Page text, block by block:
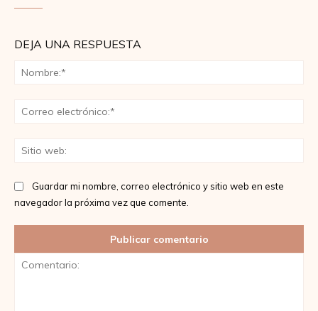
DEJA UNA RESPUESTA
Guardar mi nombre, correo electrónico y sitio web en este
navegador la próxima vez que comente.